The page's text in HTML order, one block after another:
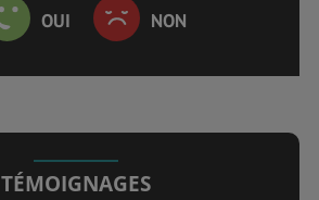
OUI NON
TÉMOIGNAGES